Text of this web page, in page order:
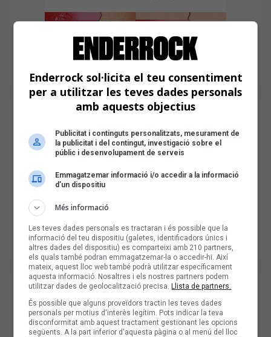
Enderrock sol·licita el teu consentiment
per a utilitzar les teves dades personals
amb aquests objectius
Publicitat i continguts personalitzats, mesurament de
la publicitat i del contingut, investigació sobre el
públic i desenvolupament de serveis
Emmagatzemar informació i/o accedir a la informació
d’un dispositiu
Més informació
Les teves dades personals es tractaran i és possible que la
informació del teu dispositiu (galetes, identificadors únics i
altres dades del dispositiu) es comparteixi amb 210 partners,
els quals també podran emmagatzemar-la o accedir-hi. Així
mateix, aquest lloc web també podrà utilitzar específicament
aquesta informació. Nosaltres i els nostres partners podem
utilitzar dades de geolocalització precisa. Llista de partners.
És possible que alguns proveïdors tractin les teves dades
personals per motius d'interès legítim. Pots indicar la teva
disconformitat amb aquest tractament gestionant les opcions
següents. A la part inferior d'aquesta pàgina o al menú del lloc